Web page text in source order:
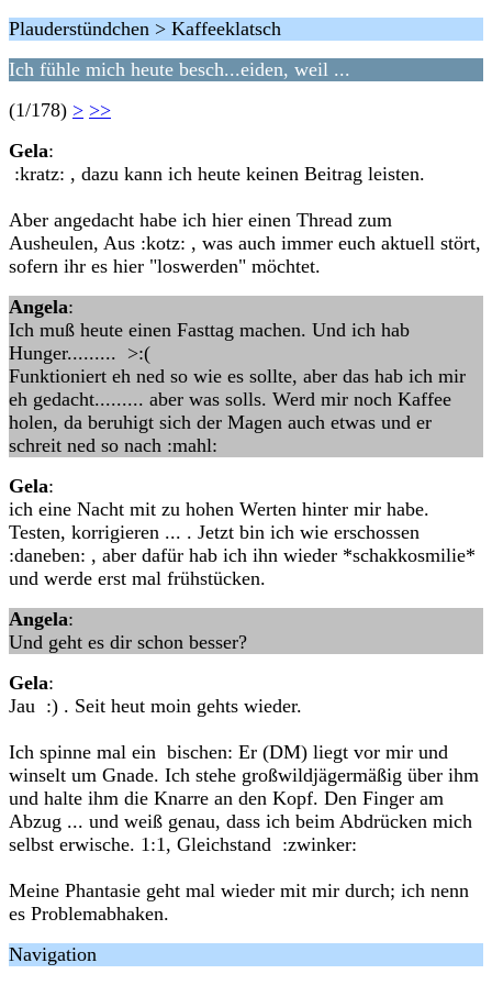
Plauderstündchen > Kaffeeklatsch
Ich fühle mich heute besch...eiden, weil ...
(1/178) > >>
Gela:
:kratz: , dazu kann ich heute keinen Beitrag leisten.
Aber angedacht habe ich hier einen Thread zum
Ausheulen, Aus :kotz: , was auch immer euch aktuell stört,
sofern ihr es hier "loswerden" möchtet.
Angela:
Ich muß heute einen Fasttag machen. Und ich hab
Hunger......... >:(
Funktioniert eh ned so wie es sollte, aber das hab ich mir
eh gedacht......... aber was solls. Werd mir noch Kaffee
holen, da beruhigt sich der Magen auch etwas und er
schreit ned so nach :mahl:
Gela:
ich eine Nacht mit zu hohen Werten hinter mir habe.
Testen, korrigieren ... . Jetzt bin ich wie erschossen
:daneben: , aber dafür hab ich ihn wieder *schakkosmilie*
und werde erst mal frühstücken.
Angela:
Und geht es dir schon besser?
Gela:
Jau :) . Seit heut moin gehts wieder.
Ich spinne mal ein bischen: Er (DM) liegt vor mir und
winselt um Gnade. Ich stehe großwildjägermäßig über ihm
und halte ihm die Knarre an den Kopf. Den Finger am
Abzug ... und weiß genau, dass ich beim Abdrücken mich
selbst erwische. 1:1, Gleichstand :zwinker:
Meine Phantasie geht mal wieder mit mir durch; ich nenn
es Problemabhaken.
Navigation